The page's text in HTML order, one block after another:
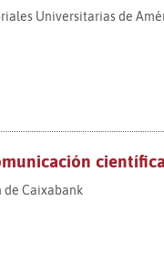
Universitarias de
de Caixabank